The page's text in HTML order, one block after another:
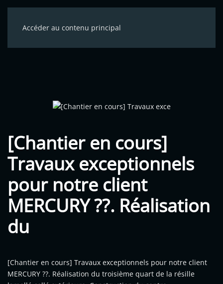
Accéder au contenu principal
[Chantier en cours]
Travaux exceptionnels
pour notre client
MERCURY ??. Réalisation
du
[Chantier en cours] Travaux exceptionnels pour notre client
MERCURY ??. Réalisation du troisième quart de la résille